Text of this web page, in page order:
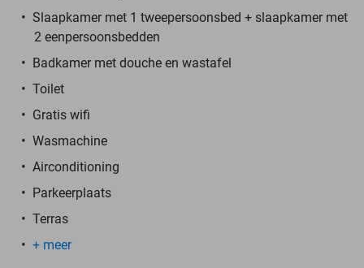
Slaapkamer met 1 tweepersoonsbed + slaapkamer met
2 eenpersoonsbedden
Badkamer met douche en wastafel
Toilet
Gratis wifi
Wasmachine
Airconditioning
Parkeerplaats
Terras
+ meer